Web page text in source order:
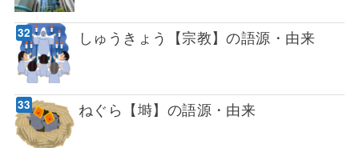
しゅうきょう【宗教】の語源・由来
ねぐら【塒】の語源・由来